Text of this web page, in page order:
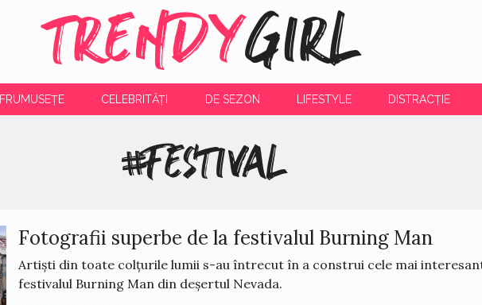
TRENDYGIRL
FRUMUSEȚE CELEBRITĂȚI DE SEZON LIFESTYLE DISTRACȚIE
#FESTIVAL
Fotografii superbe de la festivalul Burning Man
Artiști din toate colțurile lumii s-au întrecut în a construi cele mai
festivalul Burning Man din deșertul Nevada.